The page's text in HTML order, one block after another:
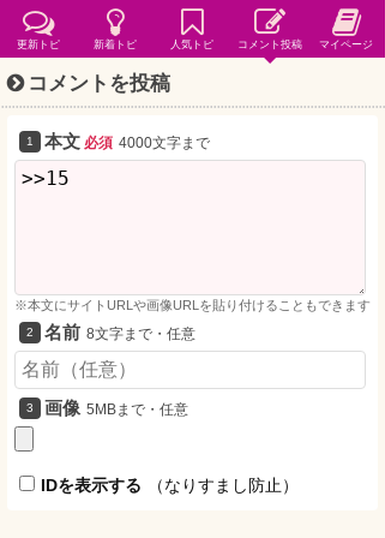
コメントを投稿
本文 必須 4000文字まで
※本文にサイトURLや画像URLを貼り付けることもできます
名前 8文字まで・任意
画像 5MBまで・任意
IDを表示する （なりすまし防止）
更新トピ 新着トピ 人気トピ コメント投稿 マイページ